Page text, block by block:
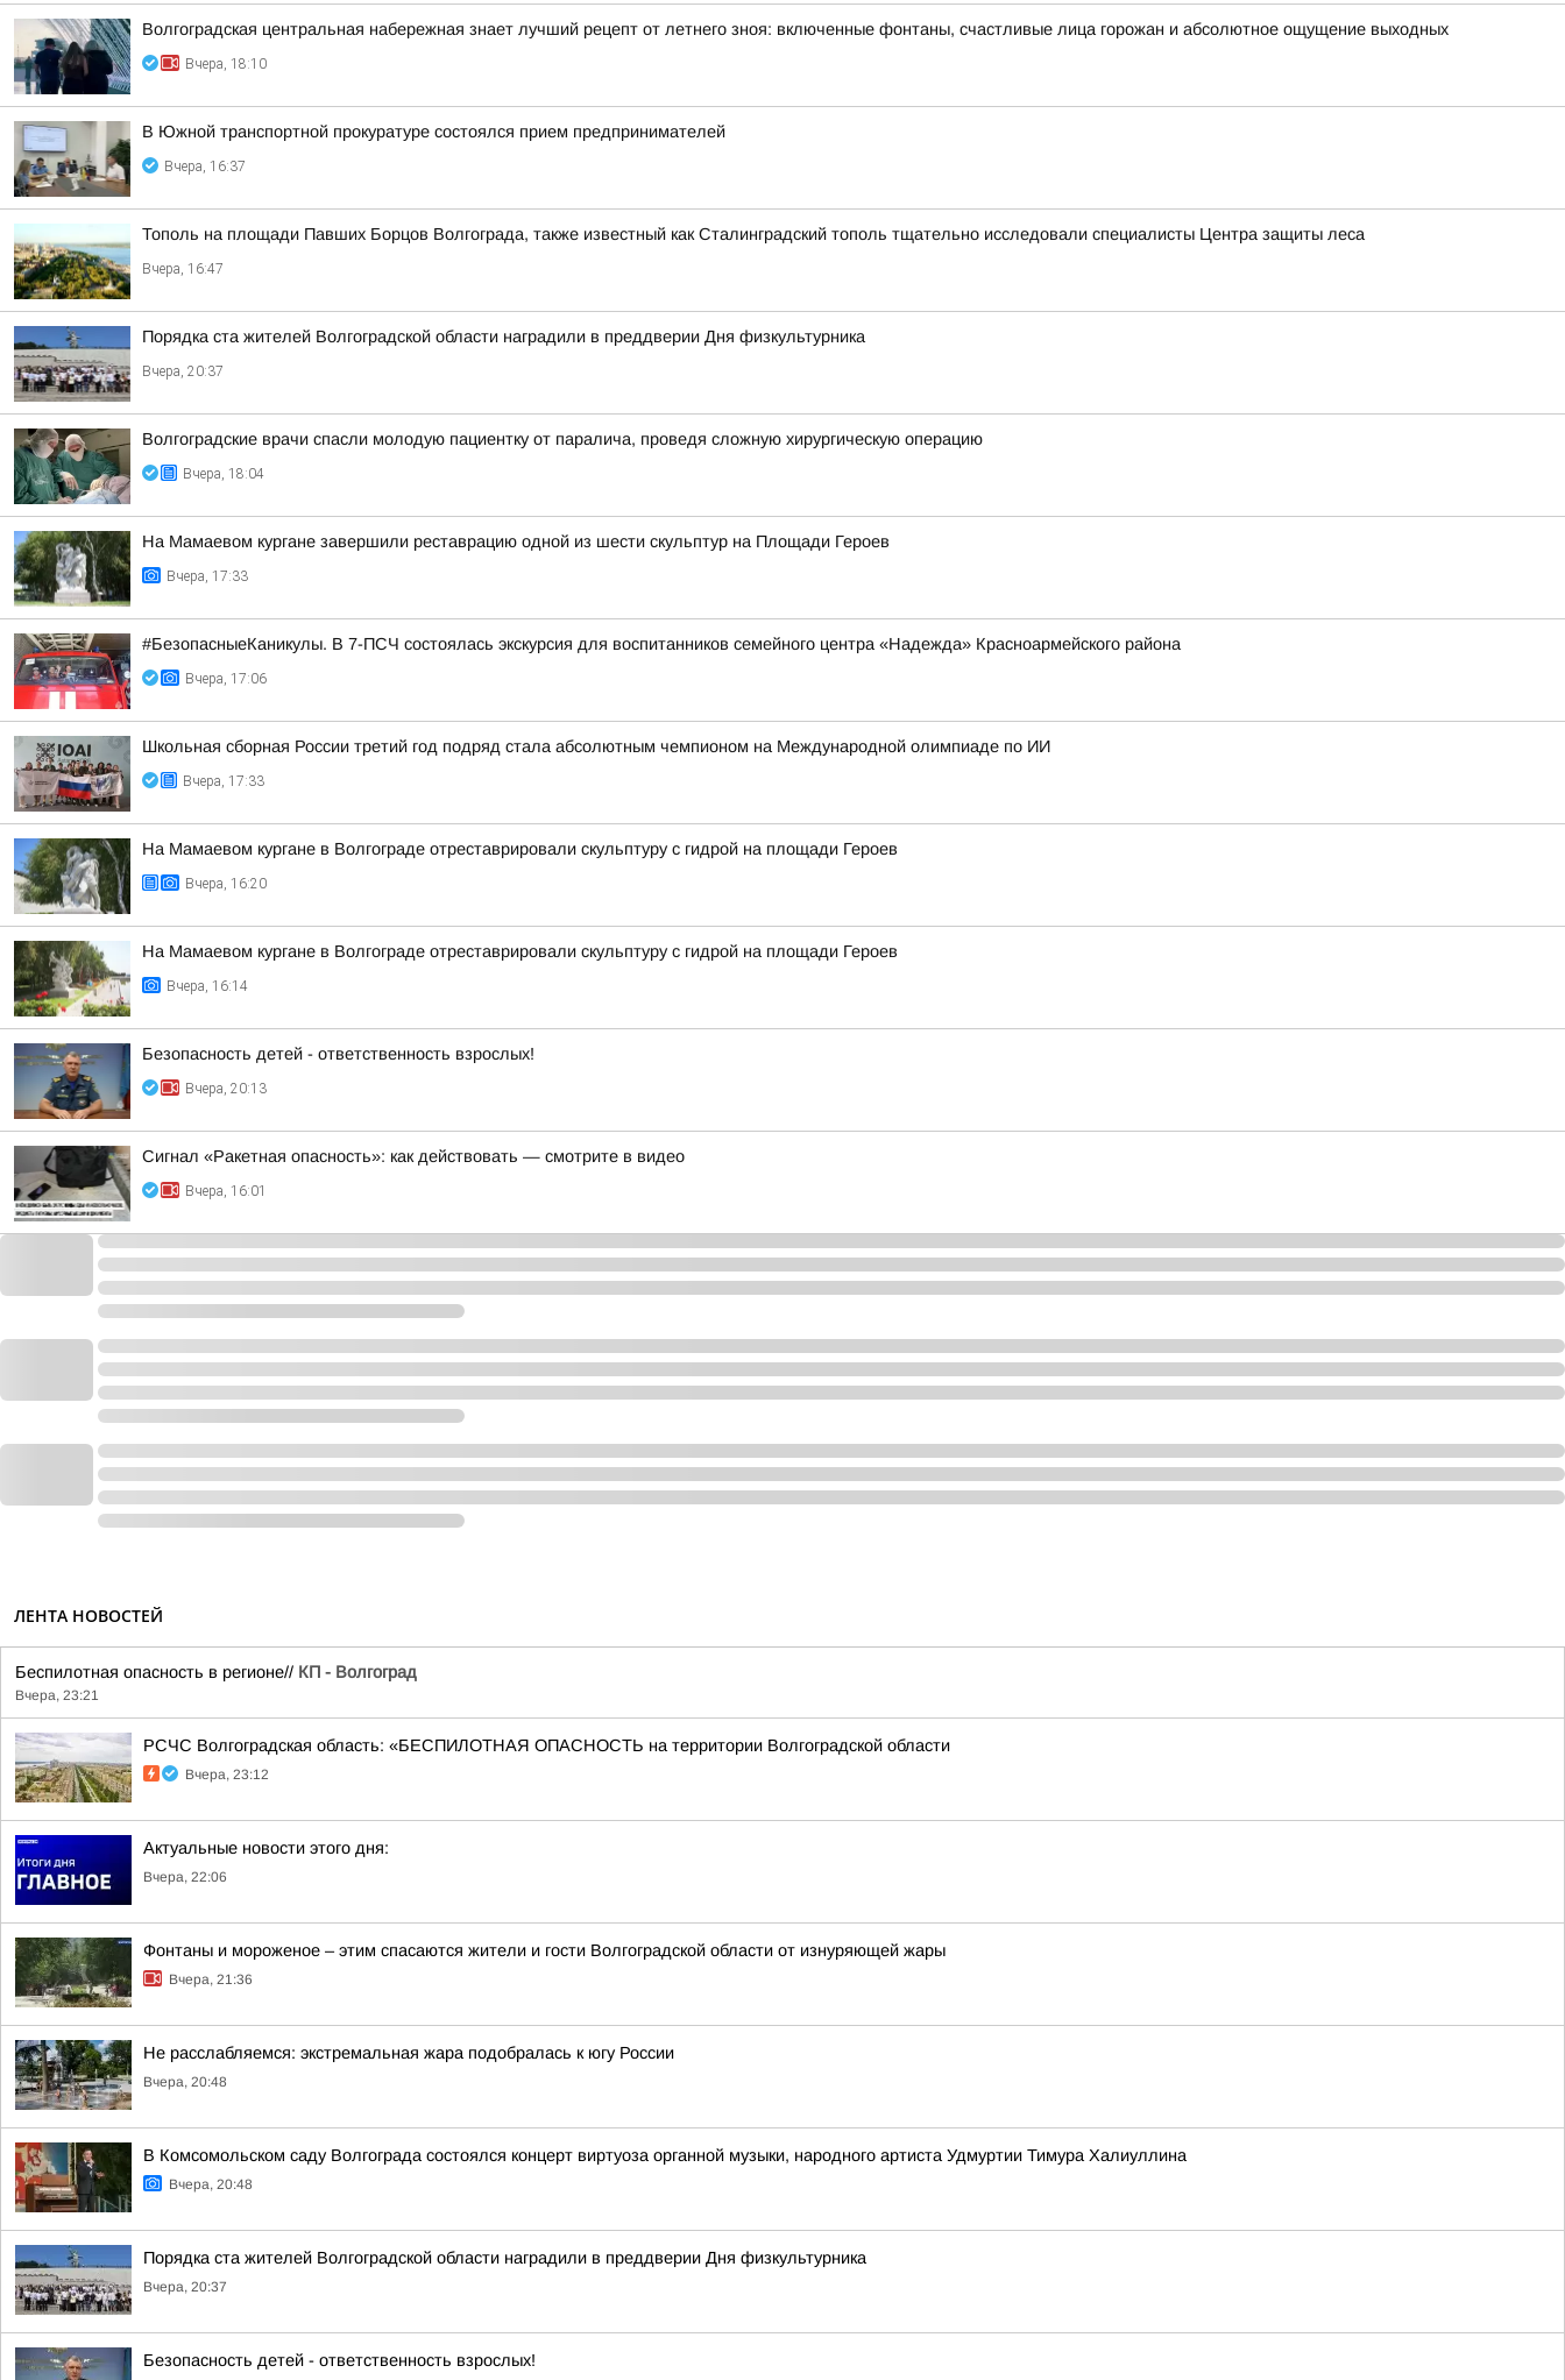
Волгоградская центральная набережная знает лучший рецепт от летнего зноя: включенные фонтаны, счастливые лица горожан и абсолютное ощущение выходных
Вчера, 18:10
В Южной транспортной прокуратуре состоялся прием предпринимателей
Вчера, 16:37
Тополь на площади Павших Борцов Волгограда, также известный как Сталинградский тополь тщательно исследовали специалисты Центра защиты леса
Вчера, 16:47
Порядка ста жителей Волгоградской области наградили в преддверии Дня физкультурника
Вчера, 20:37
Волгоградские врачи спасли молодую пациентку от паралича, проведя сложную хирургическую операцию
Вчера, 18:04
На Мамаевом кургане завершили реставрацию одной из шести скульптур на Площади Героев
Вчера, 17:33
#БезопасныеКаникулы. В 7-ПСЧ состоялась экскурсия для воспитанников семейного центра «Надежда» Красноармейского района
Вчера, 17:06
Школьная сборная России третий год подряд стала абсолютным чемпионом на Международной олимпиаде по ИИ
Вчера, 17:33
На Мамаевом кургане в Волгограде отреставрировали скульптуру с гидрой на площади Героев
Вчера, 16:20
На Мамаевом кургане в Волгограде отреставрировали скульптуру с гидрой на площади Героев
Вчера, 16:14
Безопасность детей - ответственность взрослых!
Вчера, 20:13
Сигнал «Ракетная опасность»: как действовать — смотрите в видео
Вчера, 16:01
ЛЕНТА НОВОСТЕЙ
Беспилотная опасность в регионе// КП - Волгоград
Вчера, 23:21
РСЧС Волгоградская область: «БЕСПИЛОТНАЯ ОПАСНОСТЬ на территории Волгоградской области
Вчера, 23:12
Актуальные новости этого дня:
Вчера, 22:06
Фонтаны и мороженое – этим спасаются жители и гости Волгоградской области от изнуряющей жары
Вчера, 21:36
Не расслабляемся: экстремальная жара подобралась к югу России
Вчера, 20:48
В Комсомольском саду Волгограда состоялся концерт виртуоза органной музыки, народного артиста Удмуртии Тимура Халиуллина
Вчера, 20:48
Порядка ста жителей Волгоградской области наградили в преддверии Дня физкультурника
Вчера, 20:37
Безопасность детей - ответственность взрослых!